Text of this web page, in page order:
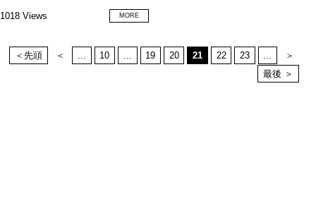
1018 Views MORE
＜先頭 ＜ ... 10 ... 19 20 21 22 23 ...
＞
最後 ＞